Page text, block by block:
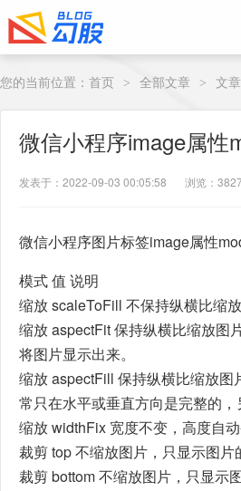
您的当前位置： 首页 > 全部文章 > 文
微信小程序image属性
发表于：2022-09-03 00:05:58 浏览：
微信小程序图片标签image属性
模式 值 说明
缩放 scaleToFill 不保持纵横比缩
缩放 aspectFit 保持纵横比缩放图
将图片显示出来。
缩放 aspectFill 保持纵横比缩放
常只在水平或垂直方向是完整的
缩放 widthFix 宽度不变，高度自
裁剪 top 不缩放图片，只显示图片
裁剪 bottom 不缩放图片，只显示